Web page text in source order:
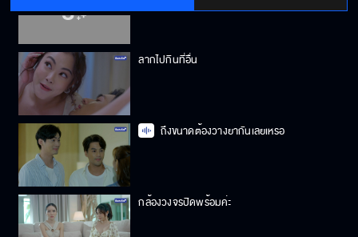
ลากไปกินที่อื่น
ถึงขนาดต้องวางยากันเลยเหรอ
กล้องวงจรปิดพร้อมค่ะ